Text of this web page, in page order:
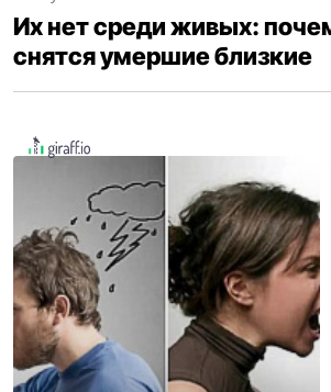
Их нет среди живых:
снятся умершие близкие